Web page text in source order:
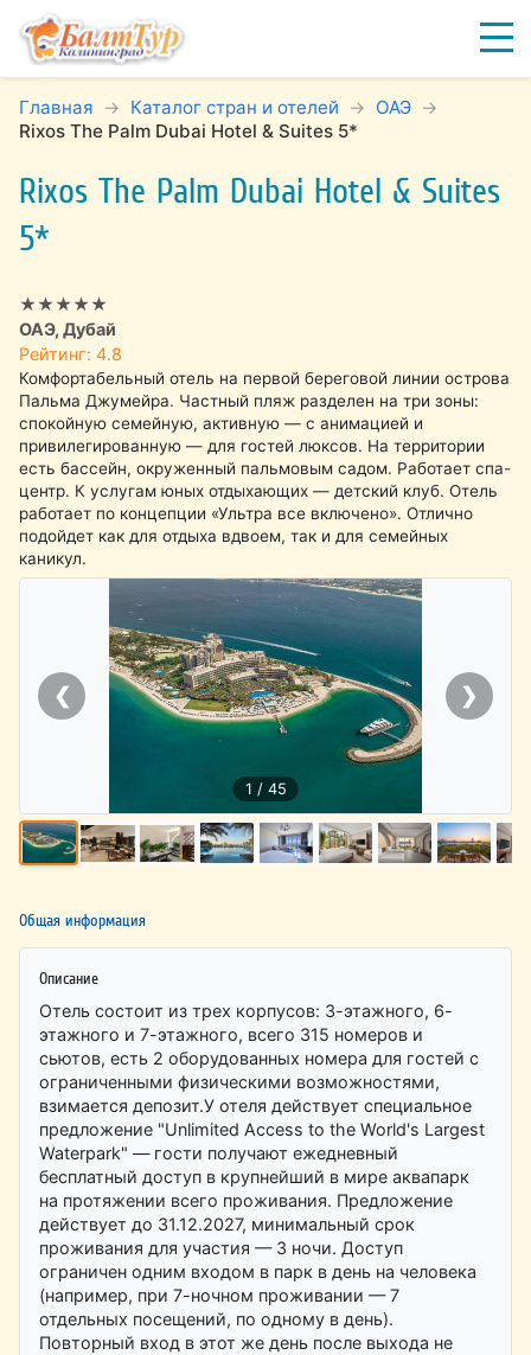
Главная Каталог стран и отелей
ОАЭ
Rixos The Palm Dubai Hotel & Suites 5*
Rixos The Palm Dubai Hotel & Suites
5*
★★★★★
ОАЭ, Дубай
Рейтинг: 4.8
Комфортабельный отель на первой береговой линии острова
Пальма Джумейра. Частный пляж разделен на три зоны:
спокойную семейную, активную — с анимацией и
привилегированную — для гостей люксов. На территории
есть бассейн, окруженный пальмовым садом. Работает спа-
центр. К услугам юных отдыхающих — детский клуб. Отель
работает по концепции «Ультра все включено». Отлично
подойдет как для отдыха вдвоем, так и для семейных
каникул.
❮ ❯
1 / 45
Общая информация
Описание
Отель состоит из трех корпусов: 3-этажного, 6-
этажного и 7-этажного, всего 315 номеров и
сьютов, есть 2 оборудованных номера для гостей с
ограниченными физическими возможностями,
взимается депозит.У отеля действует специальное
предложение "Unlimited Access to the World's Largest
Waterpark" — гости получают ежедневный
бесплатный доступ в крупнейший в мире аквапарк
на протяжении всего проживания. Предложение
действует до 31.12.2027, минимальный срок
проживания для участия — 3 ночи. Доступ
ограничен одним входом в парк в день на человека
(например, при 7-ночном проживании — 7
отдельных посещений, по одному в день).
Повторный вход в этот же день после выхода не